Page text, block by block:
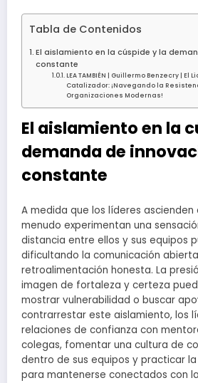
Tabla de Contenidos
El aislamiento en la cúspide y la
constante
LEA TAMBIÉN | Guillermo Benzecry | El
Catalizador: ¡Navegando la
Organizaciones Modernas!
El aislamiento en la
demanda de
constante
A medida que los líderes ascienden
menudo experimentan una
distancia entre ellos y sus equipos
dificultando la comunicación
retroalimentación honesta. La
imagen de fortaleza y certeza
mostrar vulnerabilidad o buscar
contrarrestar este aislamiento, los
relaciones de confianza con
colegas, fomentar una cultura de
dentro de sus equipos y practicar
para mantenerse conectados con